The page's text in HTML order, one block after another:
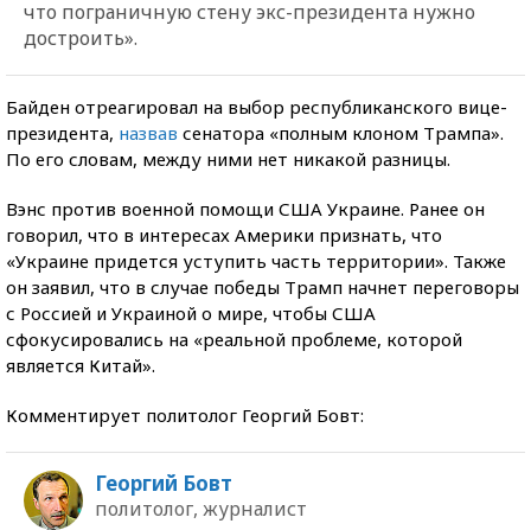
что пограничную стену экс-президента нужно
достроить».
Байден отреагировал на выбор республиканского вице-
президента, назвав сенатора «полным клоном Трампа».
По его словам, между ними нет никакой разницы.
Вэнс против военной помощи США Украине. Ранее он
говорил, что в интересах Америки признать, что
«Украине придется уступить часть территории». Также
он заявил, что в случае победы Трамп начнет переговоры
с Россией и Украиной о мире, чтобы США
сфокусировались на «реальной проблеме, которой
является Китай».
Комментирует политолог Георгий Бовт:
Георгий Бовт
политолог, журналист